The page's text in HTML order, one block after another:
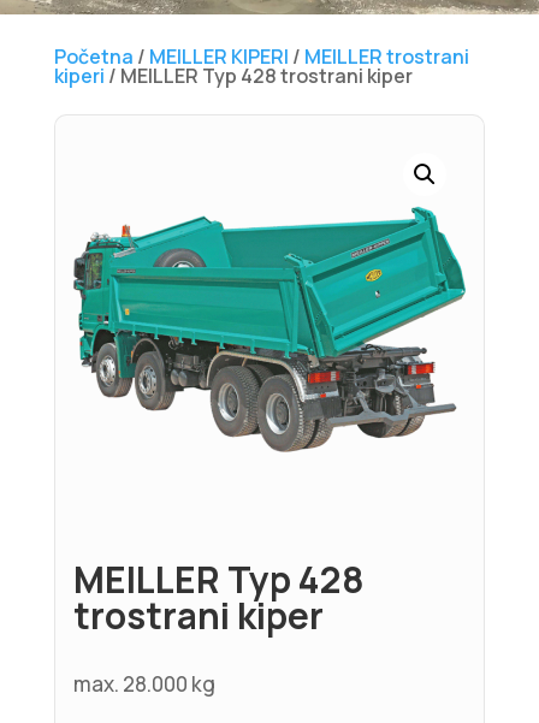
Početna / MEILLER KIPERI / MEILLER trostrani
kiperi / MEILLER Typ 428 trostrani kiper
MEILLER Typ 428
trostrani kiper
max. 28.000 kg